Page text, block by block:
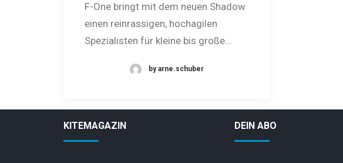
F-One bringt mit dem neuen Shadow
einen reinrassigen, hochagilen
Spezialisten für ­kleine bis große…
by arne.schuber
KITEMAGAZIN DEIN ABO